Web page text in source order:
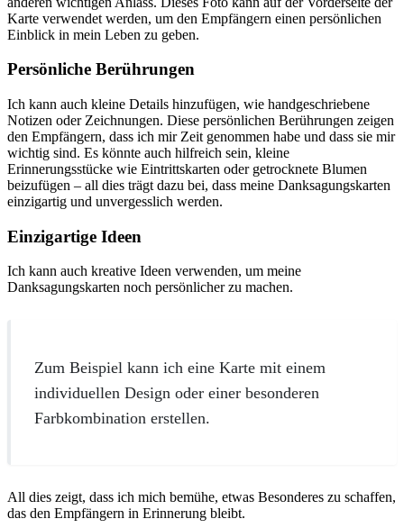
Karte verwendet werden, um den Empfängern einen persönlichen
Einblick in mein Leben zu geben.
Persönliche Berührungen
Ich kann auch kleine Details hinzufügen, wie handgeschriebene
Notizen oder Zeichnungen. Diese persönlichen Berührungen zeigen
den Empfängern, dass ich mir Zeit genommen habe und dass sie mir
wichtig sind. Es könnte auch hilfreich sein, kleine
Erinnerungsstücke wie Eintrittskarten oder getrocknete Blumen
beizufügen – all dies trägt dazu bei, dass meine Danksagungskarten
einzigartig und unvergesslich werden.
Einzigartige Ideen
Ich kann auch kreative Ideen verwenden, um meine
Danksagungskarten noch persönlicher zu machen.
Zum Beispiel kann ich eine Karte mit einem
individuellen Design oder einer besonderen
Farbkombination erstellen.
All dies zeigt, dass ich mich bemühe, etwas Besonderes zu schaffen,
das den Empfängern in Erinnerung bleibt.